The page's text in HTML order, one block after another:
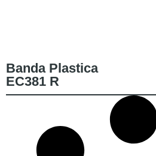
Banda Plastica
EC381 R